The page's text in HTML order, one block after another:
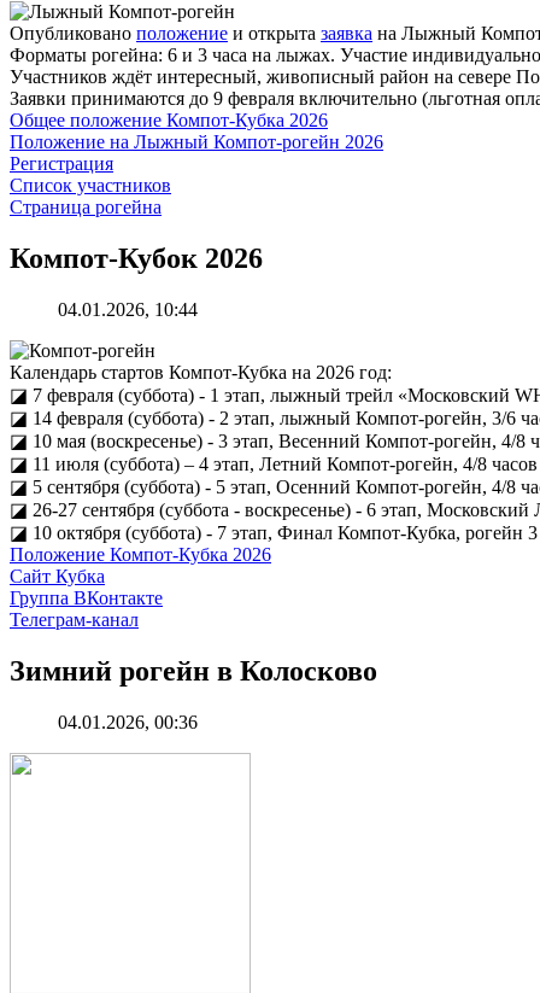
Опубликовано положение и открыта заявка на Лыжный Компот-
Форматы рогейна: 6 и 3 часа на лыжах. Участие
Участников ждёт интересный, живописный район на севере
Заявки принимаются до 9 февраля включительно (льготная
Общее положение Компот-Кубка 2026
Положение на Лыжный Компот-рогейн 2026
Регистрация
Список участников
Страница рогейна
Компот-Кубок 2026
04.01.2026, 10:44
Календарь стартов Компот-Кубка на 2026 год:
◪ 7 февраля (суббота) - 1 этап, лыжный трейл «Московский
◪ 14 февраля (суббота) - 2 этап, лыжный Компот-рогейн, 3/6
◪ 10 мая (воскресенье) - 3 этап, Весенний Компот-рогейн, 4/8
◪ 11 июля (суббота) – 4 этап, Летний Компот-рогейн, 4/8
◪ 5 сентября (суббота) - 5 этап, Осенний Компот-рогейн, 4/8
◪ 26-27 сентября (суббота - воскресенье) - 6 этап,
◪ 10 октября (суббота) - 7 этап, Финал Компот-Кубка, рогейн 3
Положение Компот-Кубка 2026
Сайт Кубка
Группа ВКонтакте
Телеграм-канал
Зимний рогейн в Колосково
04.01.2026, 00:36